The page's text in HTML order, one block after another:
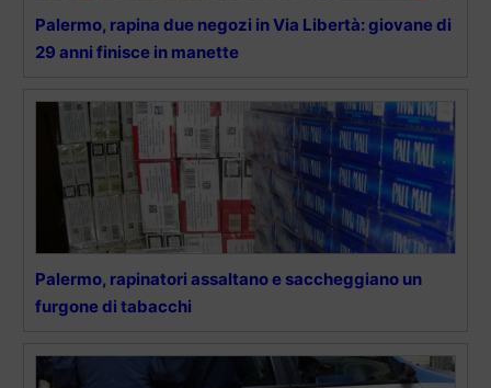
Palermo, rapina due negozi in Via Libertà: giovane di
29 anni finisce in manette
Palermo, rapinatori assaltano e saccheggiano un
furgone di tabacchi